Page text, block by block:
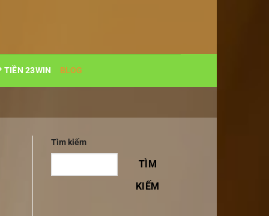
TIỀN 23WIN BLOG
Tìm kiếm
TÌM
KIẾM